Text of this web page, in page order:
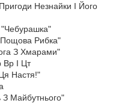
Незнайки І Його
Рибка"
З Хмарами"
І Цт
Настя!"
З Майбутнього"